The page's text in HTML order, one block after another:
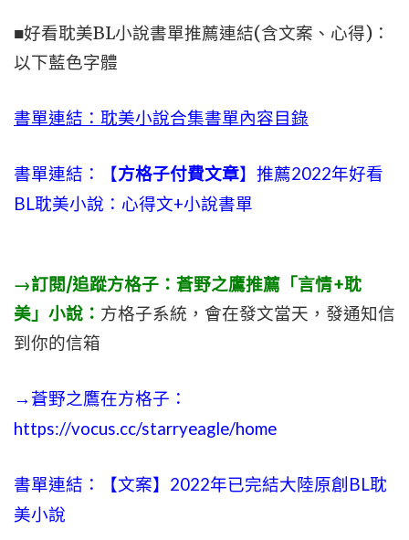
■好看耽美BL小說書單推薦連結(含文案、心得)：
以下藍色字體
書單連結：耽美小說合集書單內容目錄
書單連結：【方格子付費文章】推薦2022年好看
BL耽美小說：心得文+小說書單
→訂閱/追蹤方格子：蒼野之鷹推薦「言情+耽
美」小說： 方格子系統，會在發文當天，發通知信
到你的信箱
→蒼野之鷹在方格子：
https://vocus.cc/starryeagle/home
書單連結：【文案】2022年已完結大陸原創BL耽
美小說